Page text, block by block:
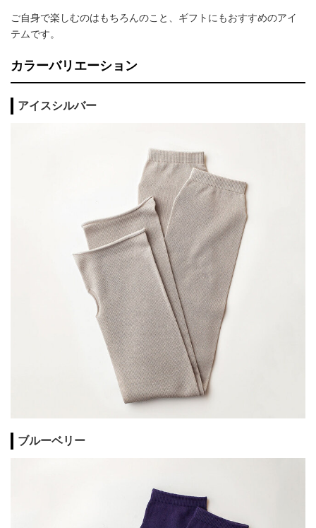
ご自身で楽しむのはもちろんのこと、ギフトにもおすすめのアイ
テムです。
カラーバリエーション
アイスシルバー
ブルーベリー